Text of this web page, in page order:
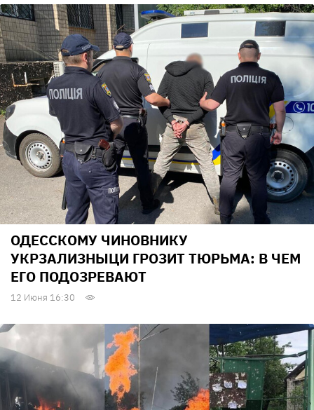
ОДЕССКОМУ ЧИНОВНИКУ
УКРЗАЛИЗНЫЦИ ГРОЗИТ ТЮРЬМА: В ЧЕМ
ЕГО ПОДОЗРЕВАЮТ
12 Июня 16:30